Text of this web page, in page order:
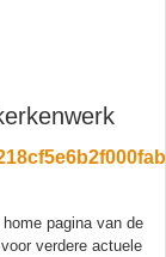
pagina van de
verdere actuele